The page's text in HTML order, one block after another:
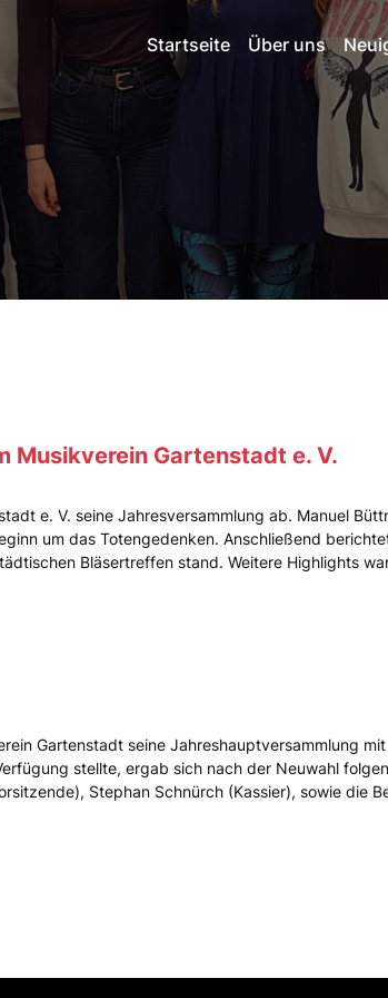
Startseite Über uns
Musikverein Gartenstadt e. V.
e. V. seine Jahresversammlung ab. Manuel
um das Totengedenken. Anschließend
Bläsertreffen stand. Weitere Highlights
Gartenstadt seine Jahreshauptversammlung
stellte, ergab sich nach der Neuwahl
Stephan Schnürch (Kassier), sowie die